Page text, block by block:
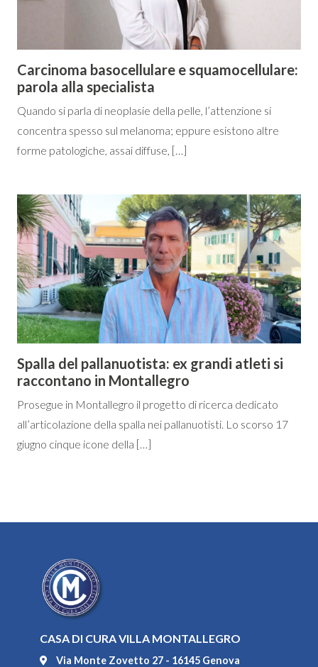
Carcinoma basocellulare e squamocellulare:
parola alla specialista
Quando si parla di neoplasie della pelle, l’attenzione si
concentra spesso sul melanoma; eppure esistono altre
forme patologiche, assai diffuse, […]
Spalla del pallanuotista: ex grandi atleti si
raccontano in Montallegro
Prosegue in Montallegro il progetto di ricerca dedicato
all’articolazione della spalla nei pallanuotisti. Lo scorso 17
giugno cinque icone della […]
CASA DI CURA VILLA MONTALLEGRO
Via Monte Zovetto 27 - 16145 Genova